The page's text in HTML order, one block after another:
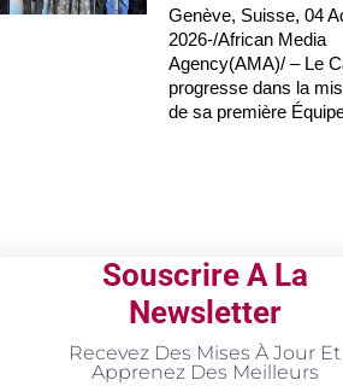
Genève, Suisse, 04
2026-/African Media
Agency(AMA)/ – Le
progresse dans la
de sa première
Souscrire A La
Newsletter
Recevez Des Mises À Jour Et
Apprenez Des Meilleurs